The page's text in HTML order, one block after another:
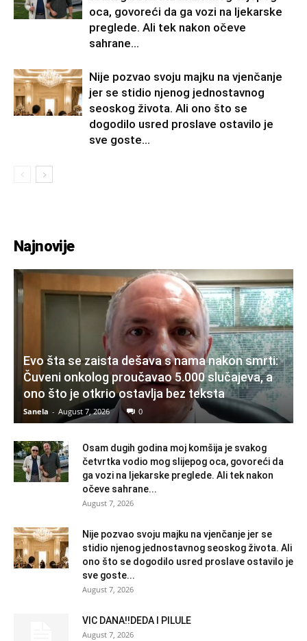
oca, govoreći da ga vozi na ljekarske
preglede. Ali tek nakon očeve
sahrane...
Nije pozvao svoju majku na vjenčanje
jer se stidio njenog jednostavnog
seoskog života. Ali ono što se
dogodilo usred proslave ostavilo je
sve goste...
Najnovije
Evo šta se zaista dešava s nama nakon smrti:
Čuveni onkolog proučavao 5.000 slučajeva, a
ono što je otkrio ostavlja bez teksta
Sanela - August 7, 2026 0
Osam dugih godina moj komšija je svakog
četvrtka vodio mog slijepog oca, govoreći da
ga vozi na ljekarske preglede. Ali tek nakon
očeve sahrane...
August 7, 2026
Nije pozvao svoju majku na vjenčanje jer se
stidio njenog jednostavnog seoskog života. Ali
ono što se dogodilo usred proslave ostavilo je
sve goste...
August 7, 2026
VIC DANA!!DEDA I PILULE
August 7, 2026